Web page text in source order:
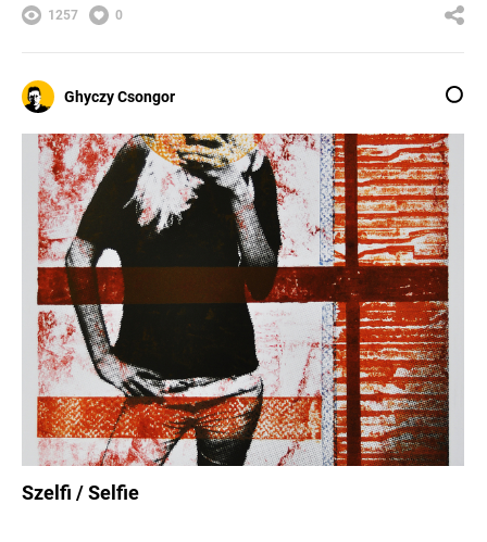
1257 0
Ghyczy Csongor
Szelfi / Selfie